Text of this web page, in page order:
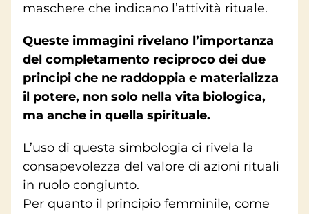
maschere che indicano l’attività rituale.
Queste immagini rivelano l’importanza
del completamento reciproco dei due
principi che ne raddoppia e materializza
il potere, non solo nella vita biologica,
ma anche in quella spirituale.
L’uso di questa simbologia ci rivela la
consapevolezza del valore di azioni rituali
in ruolo congiunto.
Per quanto il principio femminile, come